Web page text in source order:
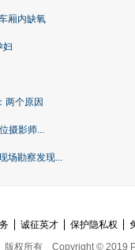
厢内缺氧
妇
两个原因
摄影师...
场勘察发现...
诚征英才 保护隐私权
版权所有 Copyright © 2019